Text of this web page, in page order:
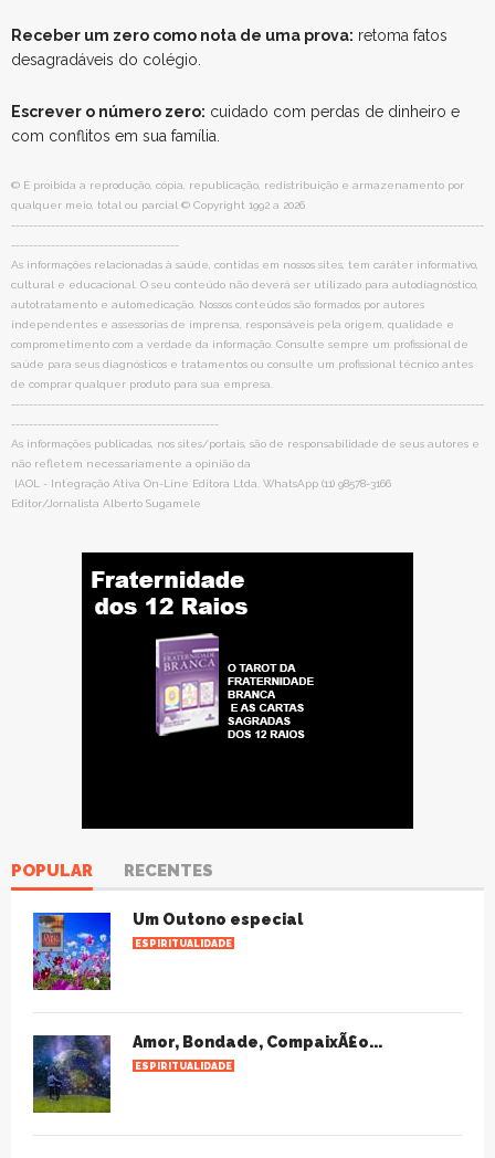
Receber um zero como nota de uma prova: retoma fatos
desagradáveis do colégio.
Escrever o número zero: cuidado com perdas de dinheiro e
com conflitos em sua família.
© É proibida a reprodução, cópia, republicação, redistribuição e armazenamento por
qualquer meio, total ou parcial © Copyright 1992 a 2026
-----------------------------------------------------------------------------------------------------------
--------------------------------------
As informações relacionadas à saúde, contidas em nossos sites, tem caráter informativo,
cultural e educacional. O seu conteúdo não deverá ser utilizado para autodiagnóstico,
autotratamento e automedicação. Nossos conteúdos são formados por autores
independentes e assessorias de imprensa, responsáveis pela origem, qualidade e
comprometimento com a verdade da informação. Consulte sempre um profissional de
saúde para seus diagnósticos e tratamentos ou consulte um profissional técnico antes
de comprar qualquer produto para sua empresa.
-----------------------------------------------------------------------------------------------------------
-----------------------------------------------
As informações publicadas, nos sites/portais, são de responsabilidade de seus autores e
não refletem necessariamente a opinião da
IAOL - Integração Ativa On-Line Editora Ltda. WhatsApp (11) 98578-3166
Editor/Jornalista Alberto Sugamele
POPULAR RECENTES
Um Outono especial
ESPIRITUALIDADE
Amor, Bondade, CompaixÃ£o...
ESPIRITUALIDADE